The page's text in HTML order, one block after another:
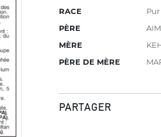
RACE
PÈRE
MÈRE
PÈRE DE MÈRE
PARTAGER